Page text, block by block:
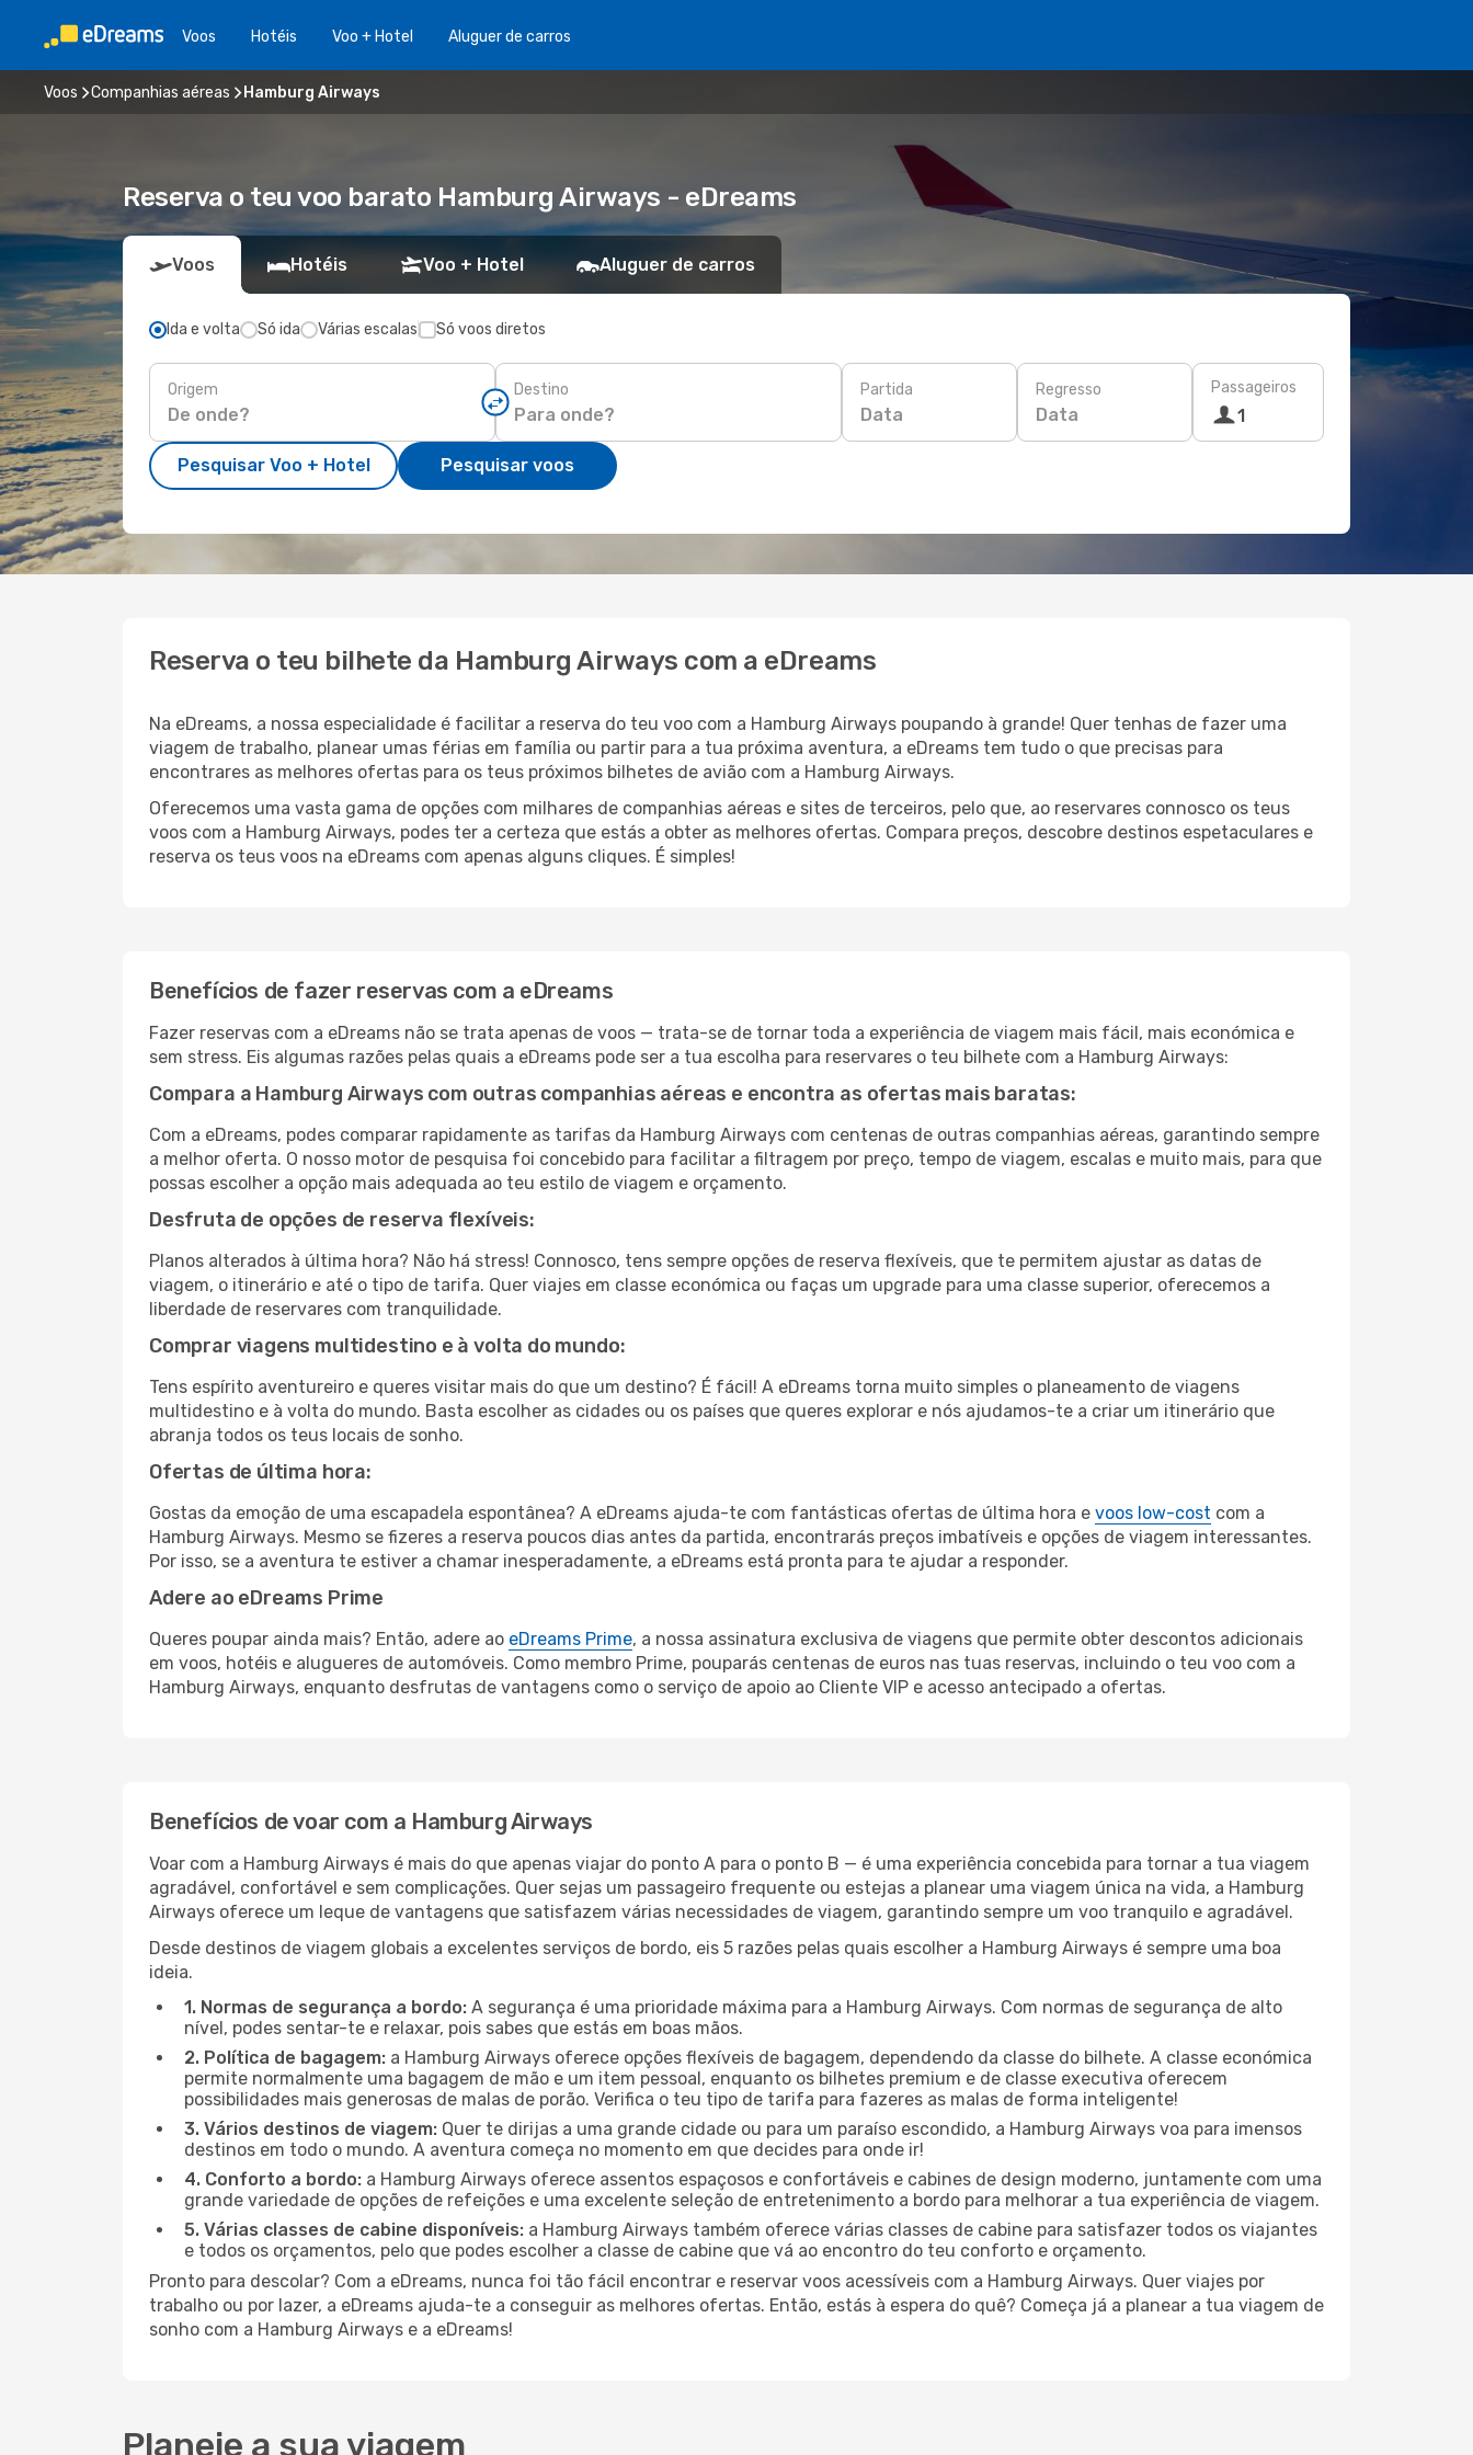
Voos Hotéis Voo + Hotel Aluguer de carros
Voos Companhias aéreas Hamburg Airways
Reserva o teu voo barato Hamburg Airways - eDreams
Voos Hotéis Voo + Hotel Aluguer de carros
Ida e volta Só ida Várias escalas Só voos diretos
Origem Destino Partida
Data
Regresso
Data
Passageiros
1
Pesquisar Voo + Hotel Pesquisar voos
Reserva o teu bilhete da Hamburg Airways com a eDreams
Na eDreams, a nossa especialidade é facilitar a reserva do teu voo com a Hamburg Airways poupando à grande! Quer tenhas de fazer uma
viagem de trabalho, planear umas férias em família ou partir para a tua próxima aventura, a eDreams tem tudo o que precisas para
encontrares as melhores ofertas para os teus próximos bilhetes de avião com a Hamburg Airways.
Oferecemos uma vasta gama de opções com milhares de companhias aéreas e sites de terceiros, pelo que, ao reservares connosco os teus
voos com a Hamburg Airways, podes ter a certeza que estás a obter as melhores ofertas. Compara preços, descobre destinos espetaculares e
reserva os teus voos na eDreams com apenas alguns cliques. É simples!
Benefícios de fazer reservas com a eDreams
Fazer reservas com a eDreams não se trata apenas de voos — trata-se de tornar toda a experiência de viagem mais fácil, mais económica e
sem stress. Eis algumas razões pelas quais a eDreams pode ser a tua escolha para reservares o teu bilhete com a Hamburg Airways:
Compara a Hamburg Airways com outras companhias aéreas e encontra as ofertas mais baratas:
Com a eDreams, podes comparar rapidamente as tarifas da Hamburg Airways com centenas de outras companhias aéreas, garantindo sempre
a melhor oferta. O nosso motor de pesquisa foi concebido para facilitar a filtragem por preço, tempo de viagem, escalas e muito mais, para que
possas escolher a opção mais adequada ao teu estilo de viagem e orçamento.
Desfruta de opções de reserva flexíveis:
Planos alterados à última hora? Não há stress! Connosco, tens sempre opções de reserva flexíveis, que te permitem ajustar as datas de
viagem, o itinerário e até o tipo de tarifa. Quer viajes em classe económica ou faças um upgrade para uma classe superior, oferecemos a
liberdade de reservares com tranquilidade.
Comprar viagens multidestino e à volta do mundo:
Tens espírito aventureiro e queres visitar mais do que um destino? É fácil! A eDreams torna muito simples o planeamento de viagens
multidestino e à volta do mundo. Basta escolher as cidades ou os países que queres explorar e nós ajudamos-te a criar um itinerário que
abranja todos os teus locais de sonho.
Ofertas de última hora:
Gostas da emoção de uma escapadela espontânea? A eDreams ajuda-te com fantásticas ofertas de última hora e voos low-cost com a
Hamburg Airways. Mesmo se fizeres a reserva poucos dias antes da partida, encontrarás preços imbatíveis e opções de viagem interessantes.
Por isso, se a aventura te estiver a chamar inesperadamente, a eDreams está pronta para te ajudar a responder.
Adere ao eDreams Prime
Queres poupar ainda mais? Então, adere ao eDreams Prime, a nossa assinatura exclusiva de viagens que permite obter descontos adicionais
em voos, hotéis e alugueres de automóveis. Como membro Prime, pouparás centenas de euros nas tuas reservas, incluindo o teu voo com a
Hamburg Airways, enquanto desfrutas de vantagens como o serviço de apoio ao Cliente VIP e acesso antecipado a ofertas.
Benefícios de voar com a Hamburg Airways
Voar com a Hamburg Airways é mais do que apenas viajar do ponto A para o ponto B — é uma experiência concebida para tornar a tua viagem
agradável, confortável e sem complicações. Quer sejas um passageiro frequente ou estejas a planear uma viagem única na vida, a Hamburg
Airways oferece um leque de vantagens que satisfazem várias necessidades de viagem, garantindo sempre um voo tranquilo e agradável.
Desde destinos de viagem globais a excelentes serviços de bordo, eis 5 razões pelas quais escolher a Hamburg Airways é sempre uma boa
ideia.
1. Normas de segurança a bordo: A segurança é uma prioridade máxima para a Hamburg Airways. Com normas de segurança de alto
nível, podes sentar-te e relaxar, pois sabes que estás em boas mãos.
2. Política de bagagem: a Hamburg Airways oferece opções flexíveis de bagagem, dependendo da classe do bilhete. A classe económica
permite normalmente uma bagagem de mão e um item pessoal, enquanto os bilhetes premium e de classe executiva oferecem
possibilidades mais generosas de malas de porão. Verifica o teu tipo de tarifa para fazeres as malas de forma inteligente!
3. Vários destinos de viagem: Quer te dirijas a uma grande cidade ou para um paraíso escondido, a Hamburg Airways voa para imensos
destinos em todo o mundo. A aventura começa no momento em que decides para onde ir!
4. Conforto a bordo: a Hamburg Airways oferece assentos espaçosos e confortáveis e cabines de design moderno, juntamente com uma
grande variedade de opções de refeições e uma excelente seleção de entretenimento a bordo para melhorar a tua experiência de viagem.
5. Várias classes de cabine disponíveis: a Hamburg Airways também oferece várias classes de cabine para satisfazer todos os viajantes
e todos os orçamentos, pelo que podes escolher a classe de cabine que vá ao encontro do teu conforto e orçamento.
Pronto para descolar? Com a eDreams, nunca foi tão fácil encontrar e reservar voos acessíveis com a Hamburg Airways. Quer viajes por
trabalho ou por lazer, a eDreams ajuda-te a conseguir as melhores ofertas. Então, estás à espera do quê? Começa já a planear a tua viagem de
sonho com a Hamburg Airways e a eDreams!
Planeie a sua viagem